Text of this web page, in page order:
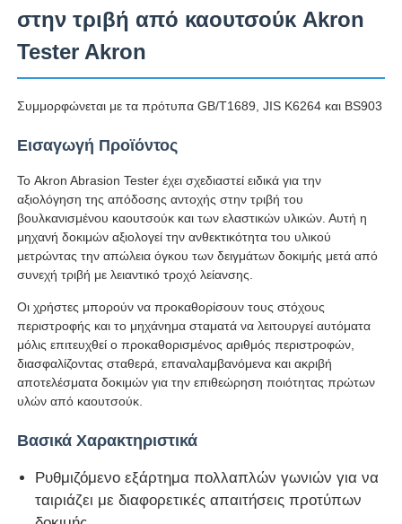
Προϊόντα
Σχετικά με εμάς
Γύρος εργοστασίων
Ποιοτικός έλεγχος
επαφή
Ζητήστε ένα απόσπασμα
Εξοπλισμός δοκιμής εργαστηρίων
Καθολική μηχανή δοκιμών
στην τριβή από καουτσούκ Akron
Tester Akron
Συμμορφώνεται με τα πρότυπα GB/T1689, JIS K6264 και BS903
Εισαγωγή Προϊόντος
Το Akron Abrasion Tester έχει σχεδιαστεί ειδικά για την
αξιολόγηση της απόδοσης αντοχής στην τριβή του
βουλκανισμένου καουτσούκ και των ελαστικών υλικών. Αυτή η
μηχανή δοκιμών αξιολογεί την ανθεκτικότητα του υλικού
μετρώντας την απώλεια όγκου των δειγμάτων δοκιμής μετά από
συνεχή τριβή με λειαντικό τροχό λείανσης.
Οι χρήστες μπορούν να προκαθορίσουν τους στόχους
περιστροφής και το μηχάνημα σταματά να λειτουργεί αυτόματα
μόλις επιτευχθεί ο προκαθορισμένος αριθμός περιστροφών,
διασφαλίζοντας σταθερά, επαναλαμβανόμενα και ακριβή
αποτελέσματα δοκιμών για την επιθεώρηση ποιότητας πρώτων
υλών από καουτσούκ.
Βασικά Χαρακτηριστικά
Ρυθμιζόμενο εξάρτημα πολλαπλών γωνιών για να
ταιριάζει με διαφορετικές απαιτήσεις προτύπων